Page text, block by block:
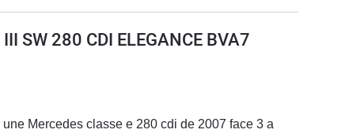
SW 280 CDI ELEGANCE BVA7
Mercedes classe e 280 cdi de 2007 face 3 a